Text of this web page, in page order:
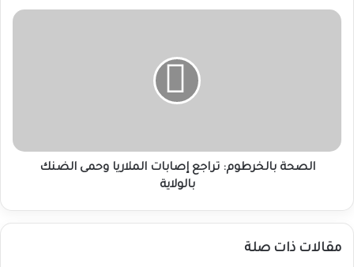
الصحة
الصحة بالخرطوم: تراجع إصابات الملاريا وحمى الضنك
بالولاية
مقالات ذات صلة